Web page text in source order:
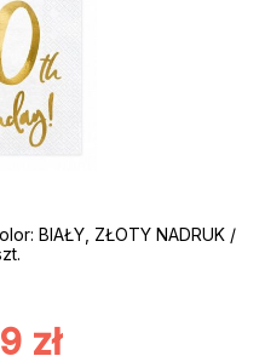
BIAŁY, ZŁOTY NADRUK /
zł